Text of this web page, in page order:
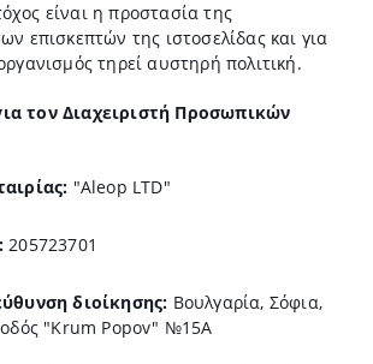
είναι η προστασία της
επισκεπτών της ιστοσελίδας και για
τηρεί αυστηρή πολιτική.
τον Διαχειριστή Προσωπικών
"Aleop LTD"
205723701
διοίκησης: Βουλγαρία, Σόφια,
"Krum Popov" №15A